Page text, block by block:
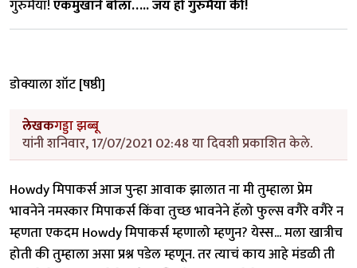
गुरुमैया!एकमुखाने बोला….. जय हो गुरुमैया की!
डोक्याला शॉट [षष्ठी]
लेखकगड्डा झब्बू
यांनी शनिवार, 17/07/2021 02:48 या दिवशी प्रकाशित केले.
Howdy मिपाकर्स आज पुन्हा आवाक झालात ना मी तुम्हाला प्रेम
भावनेने नमस्कार मिपाकर्स किंवा तुच्छ भावनेने हॅलो फुल्स वगैरे वगैरे न
म्हणता एकदम Howdy मिपाकर्स म्हणालो म्हणुन? येस्स... मला खात्रीच
होती की तुम्हाला असा प्रश्न पडेल म्हणून. तर त्याचं काय आहे मंडळी ती